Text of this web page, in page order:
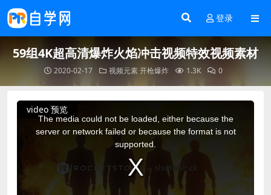
登录
59组4K超高清爆炸火焰冲击视频特效视频素材
2020-02-17 视频元素 开枪爆炸 1.3K 0
video 预览
This
The media could not be loaded, either because the
server or network failed or because the format is not
supported.